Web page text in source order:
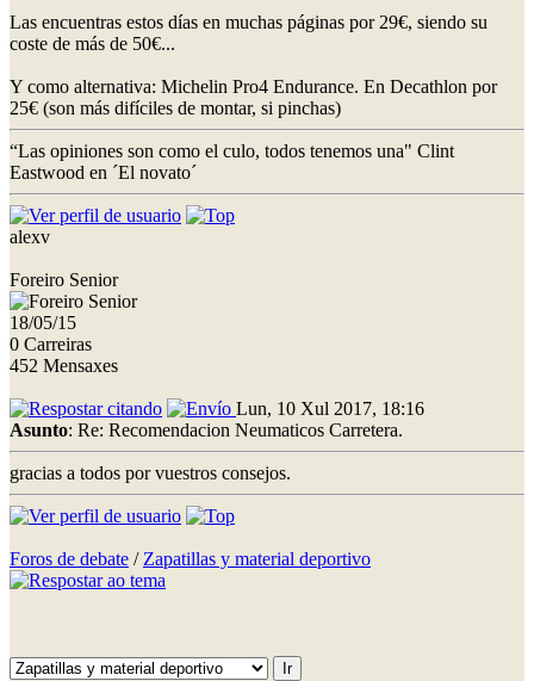
Las encuentras estos días en muchas páginas por 29€, siendo su
coste de más de 50€...
Y como alternativa: Michelin Pro4 Endurance. En Decathlon por
25€ (son más difíciles de montar, si pinchas)
“Las opiniones son como el culo, todos tenemos una" Clint
Eastwood en ´El novato´
alexv
Foreiro Senior
18/05/15
0 Carreiras
452 Mensaxes
Lun, 10 Xul 2017, 18:16
Asunto: Re: Recomendacion Neumaticos Carretera.
gracias a todos por vuestros consejos.
Foros de debate / Zapatillas y material deportivo